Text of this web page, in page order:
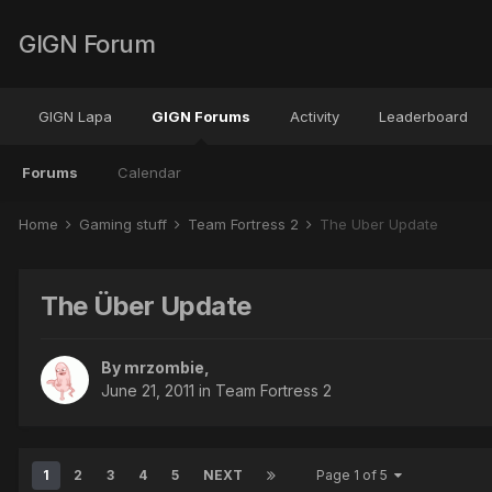
GIGN Forum
GIGN Lapa GIGN Forums
Forums Calendar
Activity Leaderboard
Home Gaming stuff Team Fortress 2 The Über Update
The Über Update
By mrzombie
June 21, 2011 in Team Fortress 2
1 2 3 4 5 NEXT Page 1 of 5